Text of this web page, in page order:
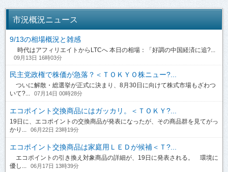
市況概況ニュース
9/13の相場概況と雑感
時代はアフィリエイトからLTCへ 本日の相場：「好調の中国経済に追?...
09月13日 16時03分
民主党政権で株価が急落？＜ＴＯＫＹＯ株ニュー?...
ついに解散・総選挙が正式に決まり、8月30日に向けて株式市場もざわつ
いて?...
07月14日 00時28分
エコポイント交換商品にはガッカリ。＜ＴＯＫＹ?...
19日に、エコポイントの交換商品が発表になったが、その商品群を見てがっ
かり...
06月22日 23時19分
エコポイント交換商品は家庭用ＬＥＤが候補＜Ｔ?...
エコポイントの引き換え対象商品の詳細が、19日に発表される。 環境に
優し...
06月17日 13時39分